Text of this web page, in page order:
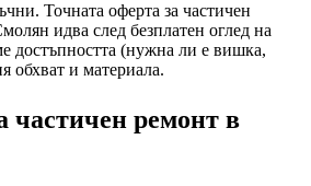
Точната оферта за частичен
идва след безплатен оглед на
достъпността (нужна ли е вишка,
обхват и материала.
частичен ремонт в